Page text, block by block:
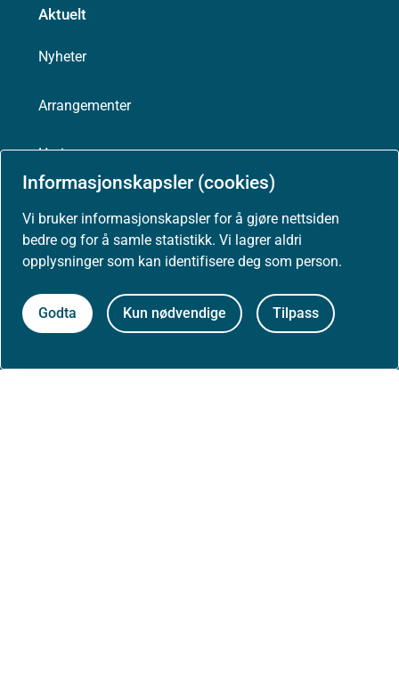
Informasjonskapsler (cookies)
Vi bruker informasjonskapsler for å gjøre nettsiden
bedre og for å samle statistikk. Vi lagrer aldri
opplysninger som kan identifisere deg som person.
Godta Kun nødvendige Tilpass
Aktuelt
Nyheter
Arrangementer
Høringer
Om nettstedet